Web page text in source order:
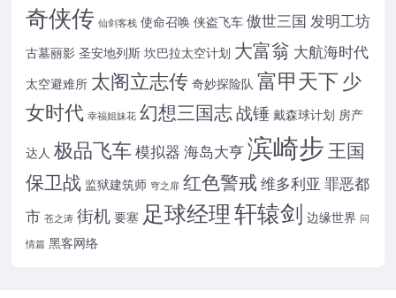
奇侠传 仙剑客栈 使命召唤 侠盗飞车 傲世三国 发明工坊
古墓丽影 圣安地列斯 坎巴拉太空计划 大富翁 大航海时代
太空避难所 太阁立志传 奇妙探险队 富甲天下 少
女时代 幸福姐妹花 幻想三国志战锤 戴森球计划 房产
达人 极品飞车 模拟器 海岛大亨滨崎步王国
保卫战 监狱建筑师 穹之扉 红色警戒 维多利亚 罪恶都
市 苍之涛 街机 要塞 足球经理轩辕剑 边缘世界 问
情篇 黑客网络